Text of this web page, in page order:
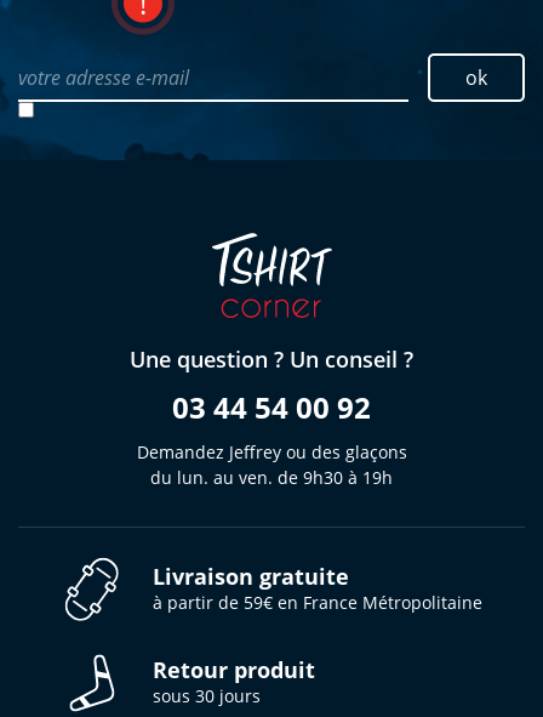
votre adresse e-mail ok
Une question ? Un conseil ?
03 44 54 00 92
Demandez Jeffrey ou des glaçons
du lun. au ven. de 9h30 à 19h
Livraison gratuite
à partir de 59€ en France Métropolitaine
Retour produit
sous 30 jours